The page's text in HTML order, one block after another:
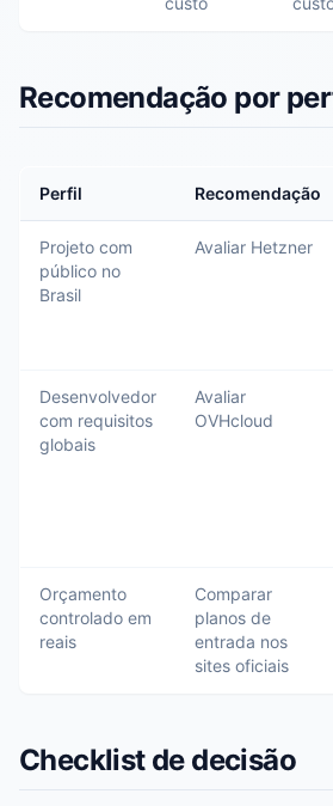
Recomendação por
Perfil Recomendação
Projeto com
público no
Brasil
Avaliar Hetzner
Desenvolvedor
com requisitos
globais
Avaliar
OVHcloud
Orçamento
controlado em
reais
Comparar
planos de
entrada nos
sites oficiais
Checklist de decisão